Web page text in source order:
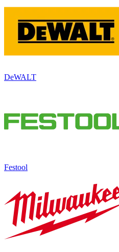
DeWALT
Festool